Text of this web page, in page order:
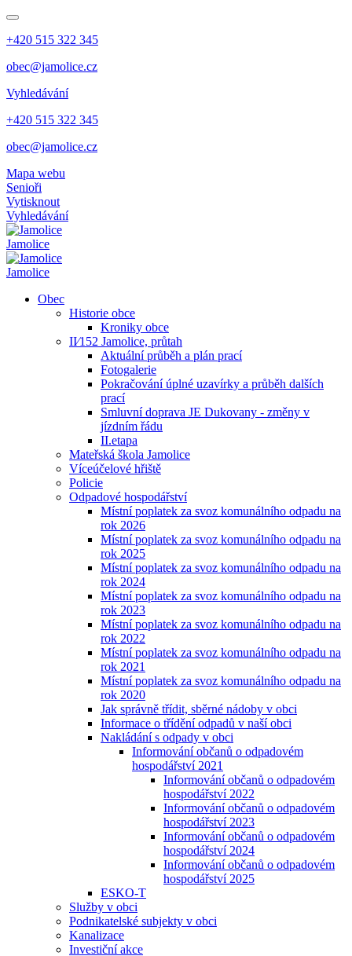
+420 515 322 345
obec@jamolice.cz
Vyhledávání
+420 515 322 345
obec@jamolice.cz
Mapa webu
Senioři
Vytisknout
Vyhledávání
Jamolice
Jamolice
Obec
Historie obce
Kroniky obce
II⁄152 Jamolice, průtah
Aktuální průběh a plán prací
Fotogalerie
Pokračování úplné uzavírky a průběh dalších
prací
Smluvní doprava JE Dukovany - změny v
jízdním řádu
II.etapa
Mateřská škola Jamolice
Víceúčelové hřiště
Policie
Odpadové hospodářství
Místní poplatek za svoz komunálního odpadu na
rok 2026
Místní poplatek za svoz komunálního odpadu na
rok 2025
Místní poplatek za svoz komunálního odpadu na
rok 2024
Místní poplatek za svoz komunálního odpadu na
rok 2023
Místní poplatek za svoz komunálního odpadu na
rok 2022
Místní poplatek za svoz komunálního odpadu na
rok 2021
Místní poplatek za svoz komunálního odpadu na
rok 2020
Jak správně třídit, sběrné nádoby v obci
Informace o třídění odpadů v naší obci
Nakládání s odpady v obci
Informování občanů o odpadovém
hospodářství 2021
Informování občanů o odpadovém
hospodářství 2022
Informování občanů o odpadovém
hospodářství 2023
Informování občanů o odpadovém
hospodářství 2024
Informování občanů o odpadovém
hospodářství 2025
ESKO-T
Služby v obci
Podnikatelské subjekty v obci
Kanalizace
Investiční akce